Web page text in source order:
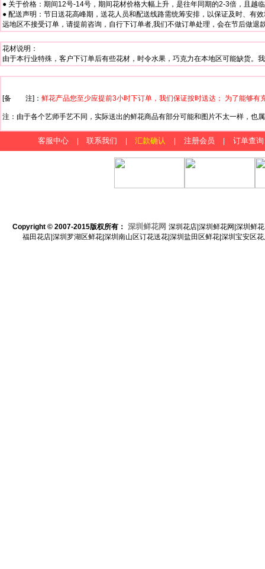
● 关于价格：期间12号-14号，期间花材价格大幅上升，是往年同期的2-3倍，且越
● 配送声明：节日送花高峰期，送花人员和配送线路需统筹安排，以保证及时、有
远地区不接受订单，请提前咨询，自行下订单者,我们不做订单处理，会在节后做
花材说明：
由于本行业特殊，客户下订单后有些花材，时令水果，巧克力在本地区可能缺货
[备 注]： 鲜花产品您至少应提前3小时下订单，我们保证按时送达； 为了能够有
注：由于各个艺师手艺不同，实际送出的鲜花商品有部分可能和图片不太一样，
客服中心 联系我们 汇款确认 注册会员 订单查询
Copyright © 2007-2015版权所有： 深圳鲜花网 深圳花店|深圳鲜花网|深圳鲜
福田花店|深圳罗湖区鲜花|深圳南山区订花送花|深圳盐田区鲜花|深圳宝安区